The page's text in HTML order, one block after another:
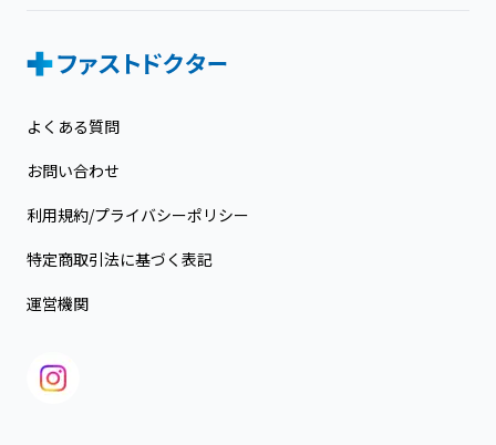
よくある質問
お問い合わせ
利用規約/プライバシーポリシー
特定商取引法に基づく表記
運営機関